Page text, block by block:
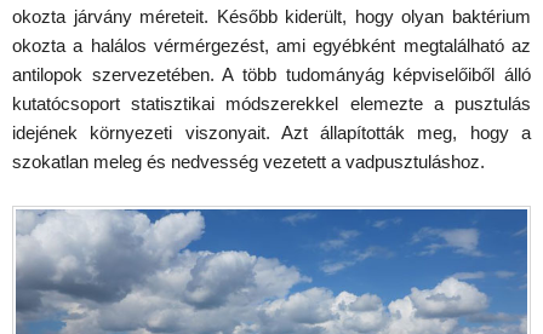
okozta járvány méreteit. Később kiderült, hogy olyan baktérium
okozta a halálos vérmérgezést, ami egyébként megtalálható az
antilopok szervezetében. A több tudományág képviselőiből álló
kutatócsoport statisztikai módszerekkel elemezte a pusztulás
idejének környezeti viszonyait. Azt állapították meg, hogy a
szokatlan meleg és nedvesség vezetett a vadpusztuláshoz.